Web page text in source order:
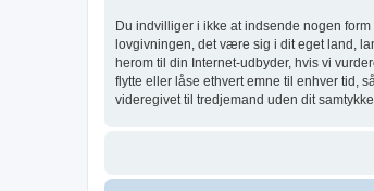
Du indvilliger i ikke at indsende nogen
lovgivningen, det være sig i dit eget land,
herom til din Internet-udbyder, hvis vi
flytte eller låse ethvert emne til enhver tid,
videregivet til tredjemand uden dit